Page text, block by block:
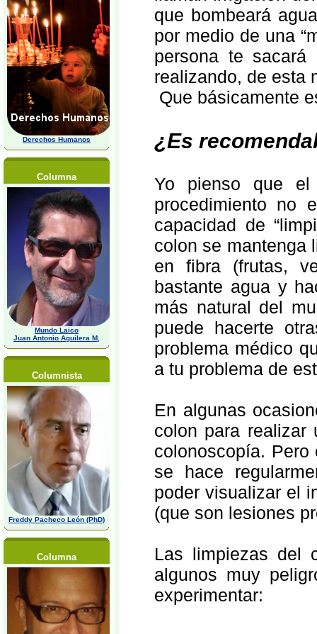
Derechos Humanos
Columna
Mundo Laico
Juan Antonio Aguilera M,
Columnista
Freddy Pacheco León (PhD)
Columna
que bombeará
por medio de una
persona te
realizando, de esta
Que básicamente
¿Es
Yo pienso que
procedimiento no
capacidad de
colon se mantenga
en fibra (frutas,
bastante agua y
más natural del
puede hacerte
problema médico
a tu problema de
En algunas
colon para realizar
colonoscopía.
se hace
poder visualizar el
(que son lesiones
Las limpiezas del
algunos muy
experimentar: